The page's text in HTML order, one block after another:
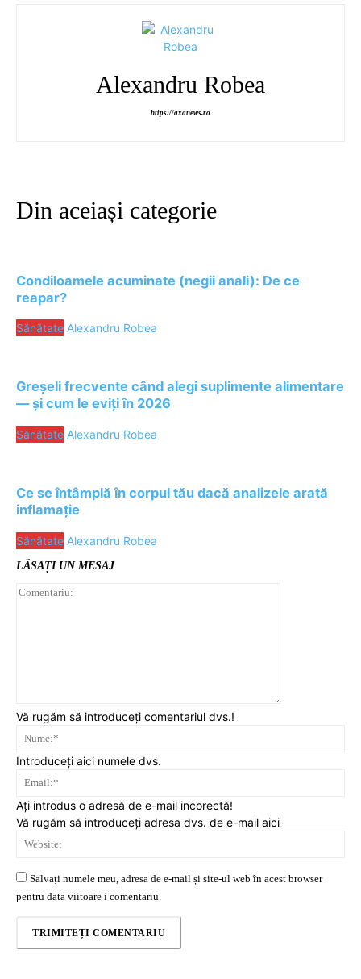
Alexandru Robea
https://axanews.ro
Din aceiași categorie
Condiloamele acuminate (negii anali): De ce
reapar?
Sănătate Alexandru Robea
Greșeli frecvente când alegi suplimente alimentare
— și cum le eviți în 2026
Sănătate Alexandru Robea
Ce se întâmplă în corpul tău dacă analizele arată
inflamație
Sănătate Alexandru Robea
LĂSAȚI UN MESAJ
Vă rugăm să introduceți comentariul dvs.!
Introduceți aici numele dvs.
Ați introdus o adresă de e-mail incorectă!
Vă rugăm să introduceți adresa dvs. de e-mail aici
Salvați numele meu, adresa de e-mail și site-ul web în acest browser
pentru data viitoare i comentariu.